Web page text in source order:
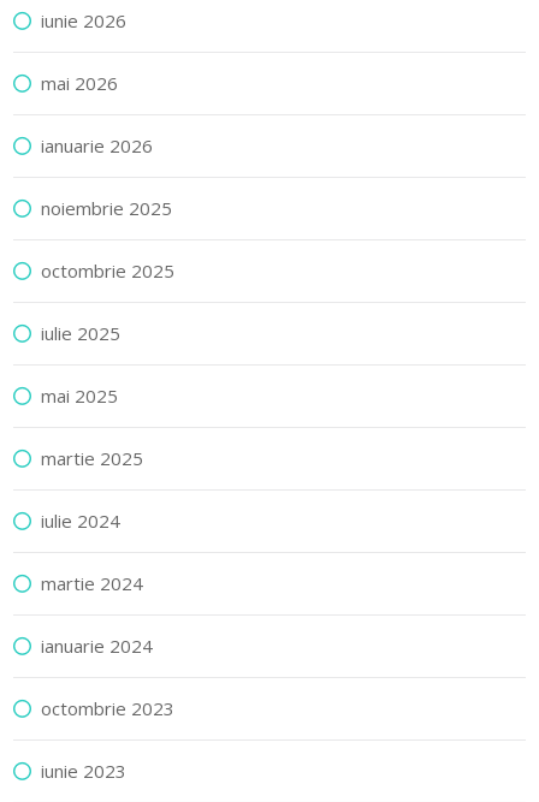
iunie 2026
mai 2026
ianuarie 2026
noiembrie 2025
octombrie 2025
iulie 2025
mai 2025
martie 2025
iulie 2024
martie 2024
ianuarie 2024
octombrie 2023
iunie 2023